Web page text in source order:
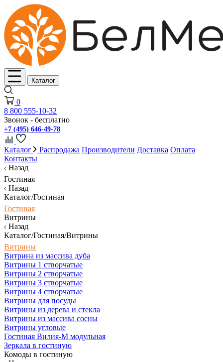
Каталог
0
8 800 555-10-32
Звонок - бесплатно
+7 (495) 646-49-78
Каталог Распродажа Производители Доставка Оплата
Контакты
Назад
Гостиная
Назад
Каталог/Гостиная
Гостиная
Витрины
Назад
Каталог/Гостиная/Витрины
Витрины
Витрина из массива дуба
Витрины 1 створчатые
Витрины 2 створчатые
Витрины 3 створчатые
Витрины 4 створчатые
Витрины для посуды
Витрины из дерева и стекла
Витрины из массива сосны
Витрины угловые
Гостиная Вилия-М модульная
Зеркала в гостиную
Комоды в гостиную